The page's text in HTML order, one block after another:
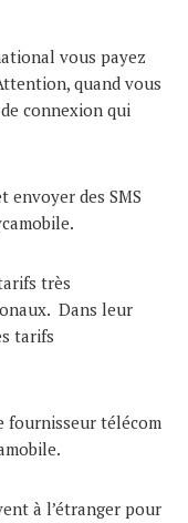
vous payez
quand vous
connexion qui
envoyer des SMS
très
Dans leur
tarifs
fournisseur télécom
à l’étranger pour